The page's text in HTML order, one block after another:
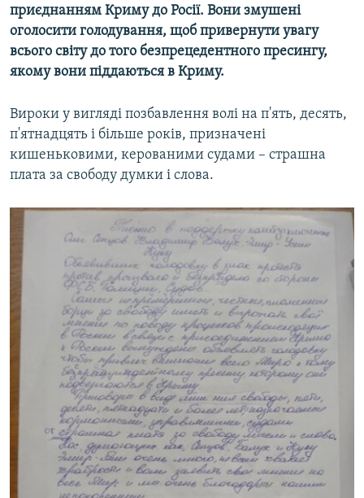
приєднанням Криму до Росії. Вони змушені
оголосити голодування, щоб привернути увагу
всього світу до того безпрецедентного пресингу,
якому вони піддаються в Криму.
Вироки у вигляді позбавлення волі на п'ять, десять,
п'ятнадцять і більше років, призначені
кишеньковими, керованими судами – страшна
плата за свободу думки і слова.